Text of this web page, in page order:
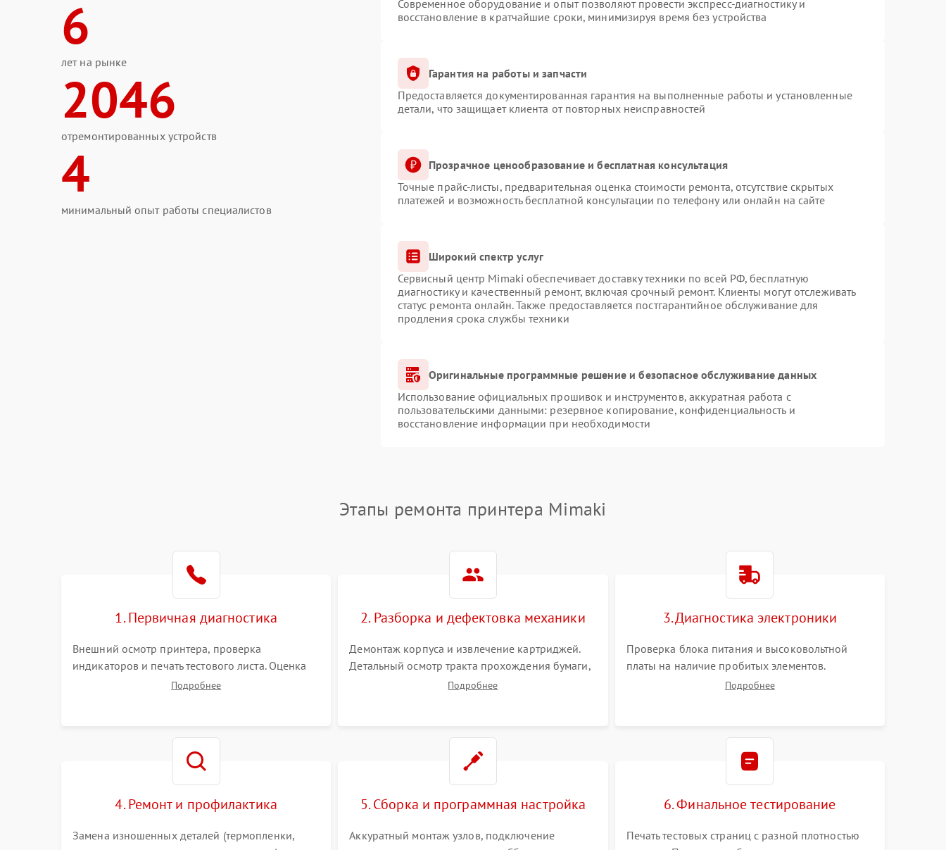
6
лет на рынке
2046
отремонтированных устройств
4
минимальный опыт работы специалистов
Современное оборудование и опыт позволяют провести экспресс-диагностику и
восстановление в кратчайшие сроки, минимизируя время без устройства
Гарантия на работы и запчасти
Предоставляется документированная гарантия на выполненные работы и установленные
детали, что защищает клиента от повторных неисправностей
Прозрачное ценообразование и бесплатная консультация
Точные прайс-листы, предварительная оценка стоимости ремонта, отсутствие скрытых
платежей и возможность бесплатной консультации по телефону или онлайн на сайте
Широкий спектр услуг
Сервисный центр Mimaki обеспечивает доставку техники по всей РФ, бесплатную
диагностику и качественный ремонт, включая срочный ремонт. Клиенты могут отслеживать
статус ремонта онлайн. Также предоставляется постгарантийное обслуживание для
продления срока службы техники
Оригинальные программные решение и безопасное обслуживание данных
Использование официальных прошивок и инструментов, аккуратная работа с
пользовательскими данными: резервное копирование, конфиденциальность и
восстановление информации при необходимости
Этапы ремонта принтера Mimaki
1. Первичная диагностика
Внешний осмотр принтера, проверка
индикаторов и печать тестового листа. Оценка
работы механизма подачи бумаги, выявление
Подробнее
2. Разборка и дефектовка механики
Демонтаж корпуса и извлечение картриджей.
Детальный осмотр тракта прохождения бумаги,
шестерней привода, роликов захвата и узла
Подробнее
3. Диагностика электроники
Проверка блока питания и высоковольтной
платы на наличие пробитых элементов.
Тестирование платы форматирования,
Подробнее
4. Ремонт и профилактика
Замена изношенных деталей (термопленки,
5. Сборка и программная настройка
Аккуратный монтаж узлов, подключение
6. Финальное тестирование
Печать тестовых страниц с разной плотностью